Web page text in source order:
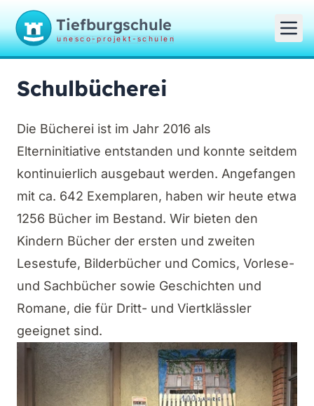
Tiefburgschule
unesco-projekt-schulen
Schulbücherei
Die Bücherei ist im Jahr 2016 als
Elterninitiative entstanden und konnte seitdem
kontinuierlich ausgebaut werden. Angefangen
mit ca. 642 Exemplaren, haben wir heute etwa
1256 Bücher im Bestand. Wir bieten den
Kindern Bücher der ersten und zweiten
Lesestufe, Bilderbücher und Comics, Vorlese-
und Sachbücher sowie Geschichten und
Romane, die für Dritt- und Viertklässler
geeignet sind.